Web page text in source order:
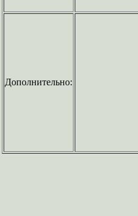
Дополнительно: